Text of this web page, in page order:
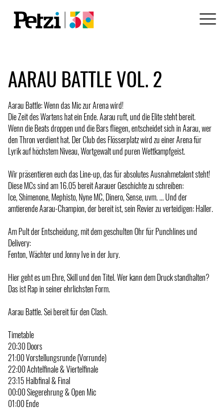
AARAU BATTLE VOL. 2
Aarau Battle: Wenn das Mic zur Arena wird!
Die Zeit des Wartens hat ein Ende. Aarau ruft, und die Elite steht bereit.
Wenn die Beats droppen und die Bars fliegen, entscheidet sich in Aarau, wer
den Thron verdient hat. Der Club des Flösserplatz wird zu einer Arena für
Lyrik auf höchstem Niveau, Wortgewalt und puren Wettkampfgeist.
Wir präsentieren euch das Line-up, das für absolutes Ausnahmetalent steht!
Diese MCs sind am 16.05 bereit Aarauer Geschichte zu schreiben:
Ice, Shimenone, Mephisto, Nyne MC, Dinero, Sense, uvm. ... Und der
amtierende Aarau-Champion, der bereit ist, sein Revier zu verteidigen: Haller.
Am Pult der Entscheidung, mit dem geschulten Ohr für Punchlines und
Delivery:
Fenton, Wächter und Jonny Ive in der Jury.
Hier geht es um Ehre, Skill und den Titel. Wer kann dem Druck standhalten?
Das ist Rap in seiner ehrlichsten Form.
Aarau Battle. Sei bereit für den Clash.
Timetable
20:30 Doors
21:00 Vorstellungsrunde (Vorrunde)
22:00 Achtelfinale & Viertelfinale
23:15 Halbfinal & Final
00:00 Siegerehrung & Open Mic
01:00 Ende